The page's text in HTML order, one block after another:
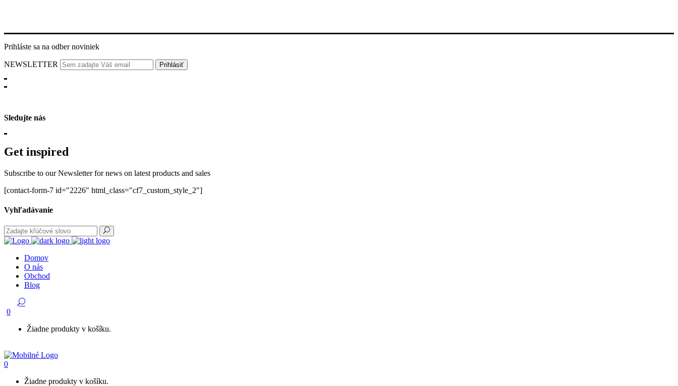
Prihláste sa na odber noviniek
NEWSLETTER
Sledujte nás
Get inspired
Subscribe to our Newsletter for news on latest products and sales
[contact-form-7 id="2226" html_class="cf7_custom_style_2"]
Vyhľadávanie
Domov
O nás
Obchod
Blog
0
Žiadne produkty v košíku.
0
Žiadne produkty v košíku.